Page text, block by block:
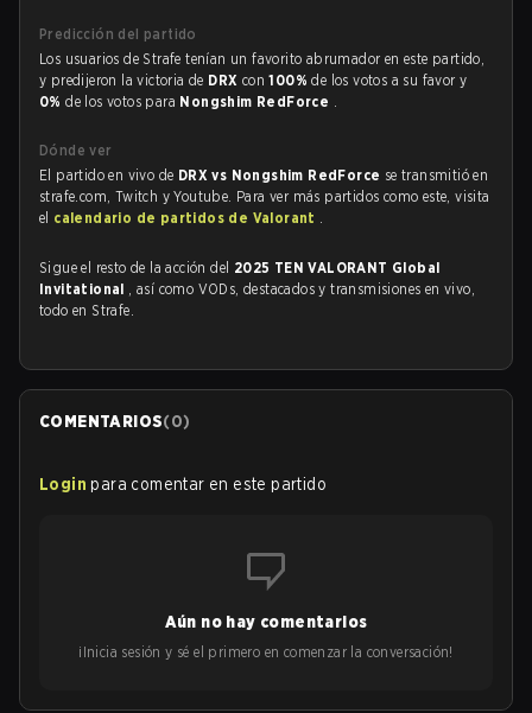
Predicción del partido
Los usuarios de Strafe tenían un favorito abrumador en este partido,
y predijeron la victoria de DRX con100%de los votos a su favor y
0%de los votos para Nongshim RedForce .
Dónde ver
El partido en vivo de DRX vs Nongshim RedForce se transmitió en
strafe.com, Twitch y Youtube. Para ver más partidos como este, visita
el calendario de partidos de Valorant .
Sigue el resto de la acción del 2025 TEN VALORANT Global
Invitational , así como VODs, destacados y transmisiones en vivo,
todo en Strafe.
COMENTARIOS(0)
Login para comentar en este partido
Aún no hay comentarios
¡Inicia sesión y sé el primero en comenzar la conversación!